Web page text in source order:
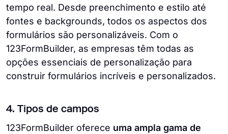
tempo real. Desde preenchimento e estilo até
fontes e backgrounds, todos os aspectos dos
formulários são personalizáveis. Com o
123FormBuilder, as empresas têm todas as
opções essenciais de personalização para
construir formulários incríveis e personalizados.
4. Tipos de campos
123FormBuilder oferece uma ampla gama de